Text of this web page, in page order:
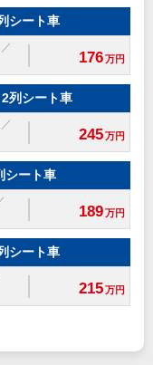
シート車
176万円
列シート車
245万円
シート車
189万円
シート車
215万円